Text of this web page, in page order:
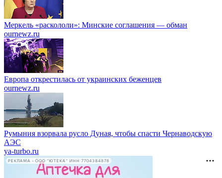
Меркель «раскололи»: Минские соглашения — обман
ournewz.ru
Европа открестилась от украинских беженцев
ournewz.ru
Румыния взорвала русло Дуная, чтобы спасти Чернаводскую
АЭС
ya-turbo.ru
РЕКЛАМА • ООО "ЮТЕКА" ИНН 7704384878